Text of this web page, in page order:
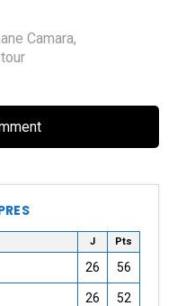
Camara,
J Pts
26 56
26 52